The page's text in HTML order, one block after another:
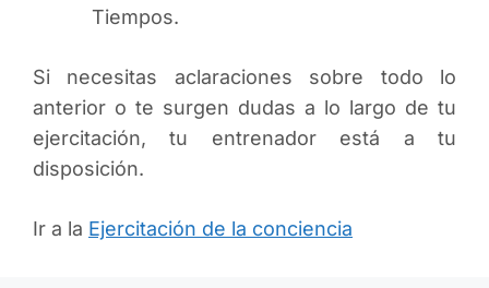
Tiempos.
Si necesitas aclaraciones sobre todo lo
anterior o te surgen dudas a lo largo de tu
ejercitación, tu entrenador está a tu
disposición.
Ir a la Ejercitación de la conciencia